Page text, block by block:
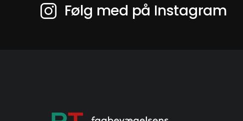
Følg med på Instagram